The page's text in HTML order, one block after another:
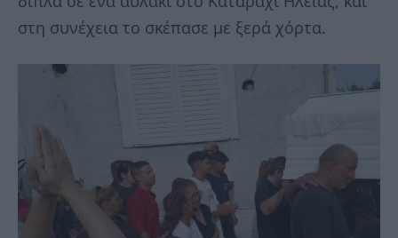
στη συνέχεια το σκέπασε με ξερά χόρτα.